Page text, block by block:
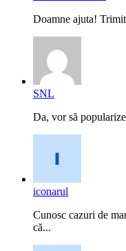
Doamne ajuta!
SNL
Da, vor să
iconarul
Cunosc cazuri de
că...